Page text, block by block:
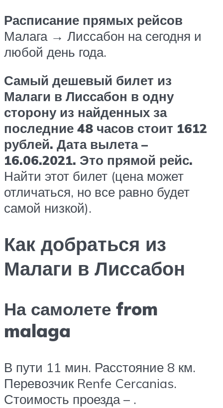
Расписание прямых рейсов
Малага → Лиссабон на сегодня и
любой день года.
Самый дешевый билет из
Малаги в Лиссабон в одну
сторону из найденных за
последние 48 часов стоит 1612
рублей. Дата вылета –
16.06.2021. Это прямой рейс.
Найти этот билет (цена может
отличаться, но все равно будет
самой низкой).
Как добраться из
Малаги в Лиссабон
На самолете from
malaga
В пути 11 мин. Расстояние 8 км.
Перевозчик Renfe Cercanias.
Стоимость проезда – .